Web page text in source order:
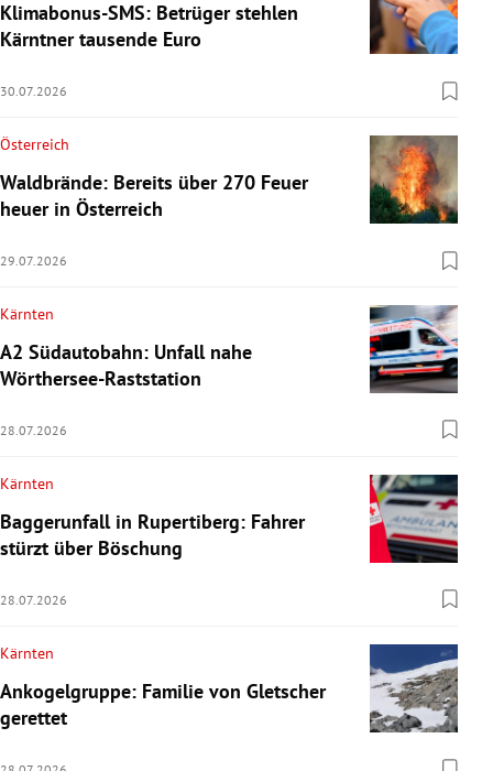
Klimabonus-SMS: Betrüger stehlen
Kärntner tausende Euro
30.07.2026
Österreich
Waldbrände: Bereits über 270 Feuer
heuer in Österreich
29.07.2026
Kärnten
A2 Südautobahn: Unfall nahe
Wörthersee-Raststation
28.07.2026
Kärnten
Baggerunfall in Rupertiberg: Fahrer
stürzt über Böschung
28.07.2026
Kärnten
Ankogelgruppe: Familie von Gletscher
gerettet